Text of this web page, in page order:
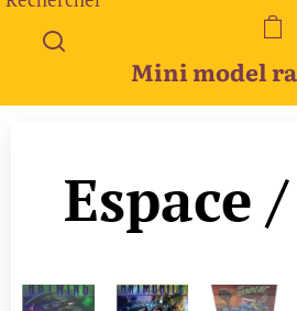
Mini model
Espace